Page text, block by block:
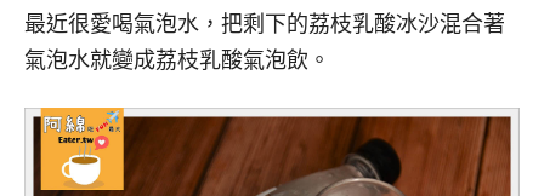
最近很愛喝氣泡水，把剩下的荔枝乳酸冰沙混合著
氣泡水就變成荔枝乳酸氣泡飲。